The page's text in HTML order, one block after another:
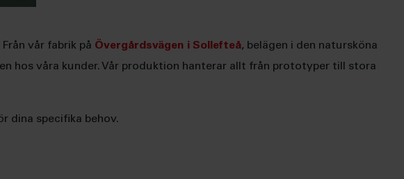
vår fabrik på Övergårdsvägen i Sollefteå, belägen i den natursköna
hos våra kunder. Vår produktion hanterar allt från prototyper till stora
dina specifika behov.